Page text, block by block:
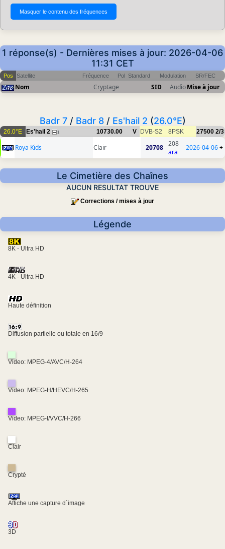
1 réponse(s) - Dernières mises à jour: 2026-04-06
11:31 CET
Pos Satellite Fréquence Pol Standard Modulation SR/FEC
Nom Cryptage SID AudioMise à jour
Badr 7/ Badr 8/ Es'hail 2 (26.0°E)
26.0°E Es'hail 2 1 10730.00 V DVB-S2 8PSK 27500 2/3
Roya Kids Clair 20708
208
ara
2026-04-06+
Le Cimetière des Chaînes
AUCUN RESULTAT TROUVE
Corrections / mises à jour
Légende
8K - Ultra HD
4K - Ultra HD
Haute définition
Diffusion partielle ou totale en 16/9
Video: MPEG-4/AVC/H-264
Video: MPEG-H/HEVC/H-265
Video: MPEG-I/VVC/H-266
Clair
Crypté
Affiche une capture d´image
3D